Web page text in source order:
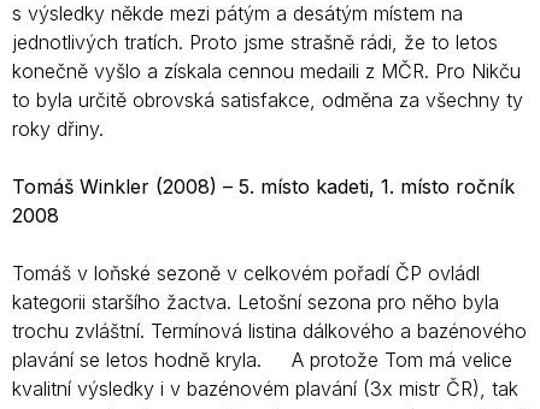
s výsledky někde mezi pátým a desátým místem na
jednotlivých tratích. Proto jsme strašně rádi, že to letos
konečně vyšlo a získala cennou medaili z MČR. Pro Nikču
to byla určitě obrovská satisfakce, odměna za všechny ty
roky dřiny.
Tomáš Winkler (2008) – 5. místo kadeti, 1. místo ročník
2008
Tomáš v loňské sezoně v celkovém pořadí ČP ovládl
kategorii staršího žactva. Letošní sezona pro něho byla
trochu zvláštní. Termínová listina dálkového a bazénového
plavání se letos hodně kryla. A protože Tom má velice
kvalitní výsledky i v bazénovém plavání (3x mistr ČR), tak